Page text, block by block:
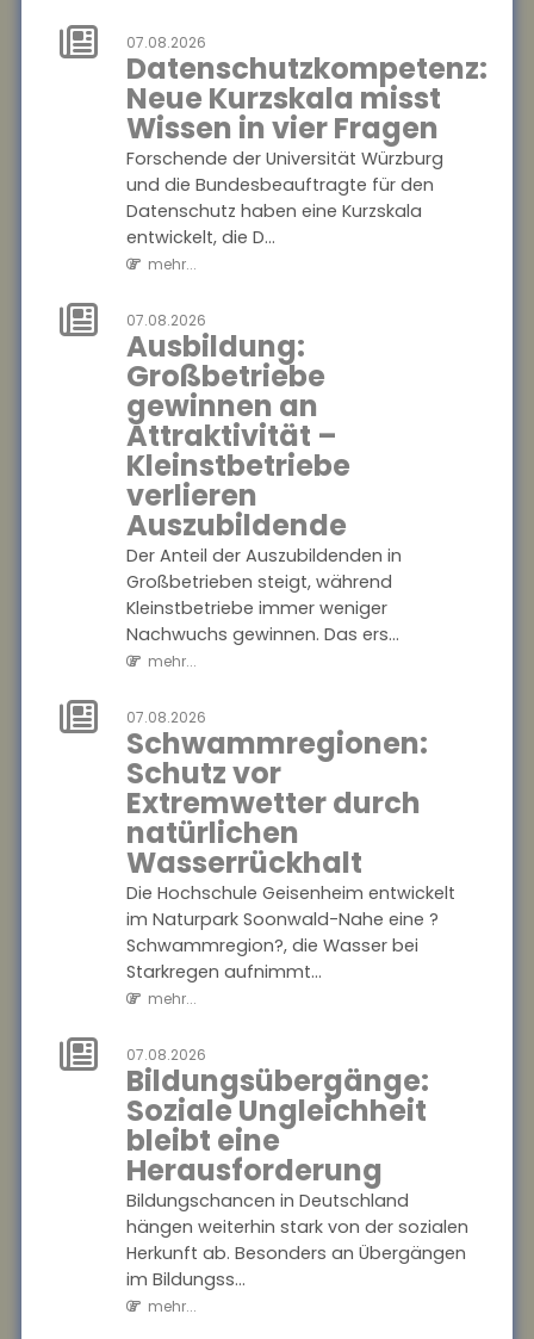
07.08.2026
Datenschutzkompetenz:
Neue Kurzskala misst
Wissen in vier Fragen
Forschende der Universität Würzburg
und die Bundesbeauftragte für den
Datenschutz haben eine Kurzskala
entwickelt, die D...
mehr...
07.08.2026
Ausbildung:
Großbetriebe
gewinnen an
Attraktivität –
Kleinstbetriebe
verlieren
Auszubildende
Der Anteil der Auszubildenden in
Großbetrieben steigt, während
Kleinstbetriebe immer weniger
Nachwuchs gewinnen. Das ers...
mehr...
07.08.2026
Schwammregionen:
Schutz vor
Extremwetter durch
natürlichen
Wasserrückhalt
Die Hochschule Geisenheim entwickelt
im Naturpark Soonwald-Nahe eine ?
Schwammregion?, die Wasser bei
Starkregen aufnimmt...
mehr...
07.08.2026
Bildungsübergänge:
Soziale Ungleichheit
bleibt eine
Herausforderung
Bildungschancen in Deutschland
hängen weiterhin stark von der sozialen
Herkunft ab. Besonders an Übergängen
im Bildungss...
mehr...
Kleinstbetriebe
verlieren
Auszubildende
Der Anteil der Auszubildenden
in Großbetrieben steigt,
während Kleinstbetriebe
immer weniger Nachwuchs
gewinnen. Das ers...
mehr...
07.08.2026
Schwammregionen:
Schutz vor
Extremwetter
durch
natürlichen
Wasserrückhalt
Die Hochschule Geisenheim
entwickelt im Naturpark
Soonwald-Nahe eine ?
Schwammregion?, die
Wasser bei Starkregen
aufnimmt...
07.08.2026
Bildungsübergänge:
Soziale
Ungleichheit
bleibt eine
Herausforderung
Bildungschancen in
Deutschland hängen
weiterhin stark von der
sozialen Herkunft ab.
Bildungss...
mehr...
07.08.2026
Homeoffice:
Zufriedenheit
hängt von der
Passgenauigkeit
der Regelungen
ab